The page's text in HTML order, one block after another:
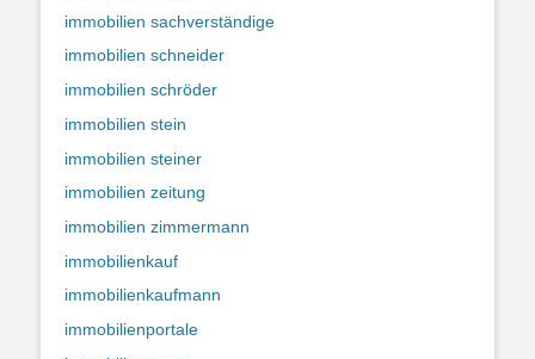
immobilien sachverständige
immobilien schneider
immobilien schröder
immobilien stein
immobilien steiner
immobilien zeitung
immobilien zimmermann
immobilienkauf
immobilienkaufmann
immobilienportale